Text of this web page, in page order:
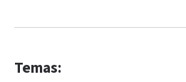
Temas: